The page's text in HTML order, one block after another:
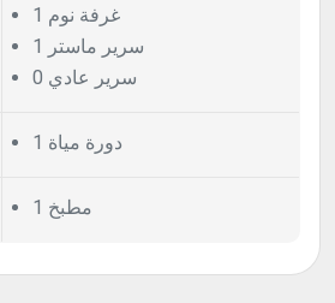
1 غرفة نوم
1 سرير ماستر
0 سرير عادي
1 دورة مياة
1 مطبخ